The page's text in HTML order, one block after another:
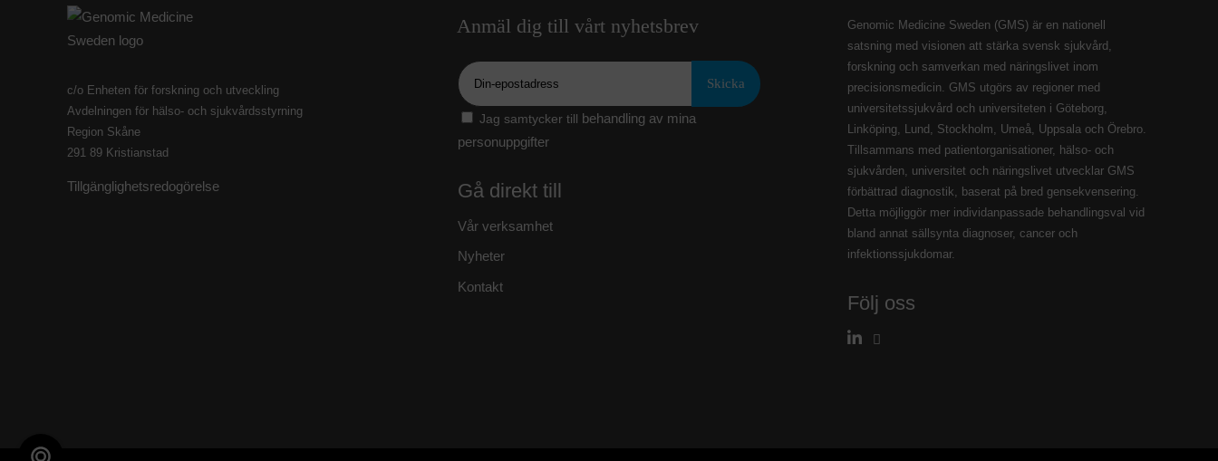
c/o Enheten för forskning och utveckling
Avdelningen för hälso- och sjukvårdsstyrning
Region Skåne
291 89 Kristianstad
Tillgänglighetsredogörelse
Anmäl dig till vårt nyhetsbrev
Epost
Jag samtycker till behandling av mina
personuppgifter
Gå direkt till
Vår verksamhet
Nyheter
Kontakt
Genomic Medicine Sweden (GMS) är en nationell
satsning med visionen att stärka svensk sjukvård,
forskning och samverkan med näringslivet inom
precisionsmedicin. GMS utgörs av regioner med
universitetssjukvård och universiteten i Göteborg,
Linköping, Lund, Stockholm, Umeå, Uppsala och Örebro.
Tillsammans med patientorganisationer, hälso- och
sjukvården, universitet och näringslivet utvecklar GMS
förbättrad diagnostik, baserat på bred gensekvensering.
Detta möjliggör mer individanpassade behandlingsval vid
bland annat sällsynta diagnoser, cancer och
infektionssjukdomar.
Följ oss